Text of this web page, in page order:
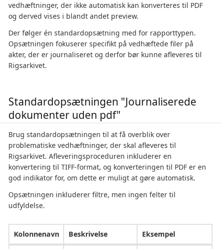
vedhæftninger, der ikke automatisk kan konverteres til PDF
og derved vises i blandt andet preview.
Der følger én standardopsætning med for rapporttypen.
Opsætningen fokuserer specifikt på vedhæftede filer på
akter, der er journaliseret og derfor bør kunne afleveres til
Rigsarkivet.
Standardopsætningen "Journaliserede
dokumenter uden pdf"
Brug standardopsætningen til at få overblik over
problematiske vedhæftninger, der skal afleveres til
Rigsarkivet. Afleveringsproceduren inkluderer en
konvertering til TIFF-format, og konverteringen til PDF er en
god indikator for, om dette er muligt at gøre automatisk.
Opsætningen inkluderer filtre, men ingen felter til
udfyldelse.
Kolonnenavn Beskrivelse Eksempel